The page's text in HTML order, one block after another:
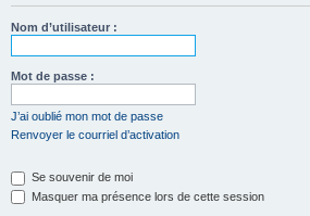
Nom d’utilisateur :
Mot de passe :
J’ai oublié mon mot de passe
Renvoyer le courriel d’activation
Se souvenir de moi
Masquer ma présence lors de cette session